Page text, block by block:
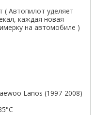
( Автопилот уделяет
каждая новая
на автомобиле )
Lanos (1997-2008)